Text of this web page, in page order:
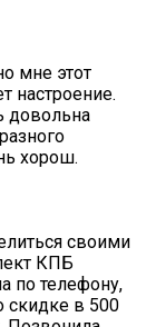
мне этот
настроение.
довольна
хорош.
своими
КПБ
по телефону,
скидке в 500